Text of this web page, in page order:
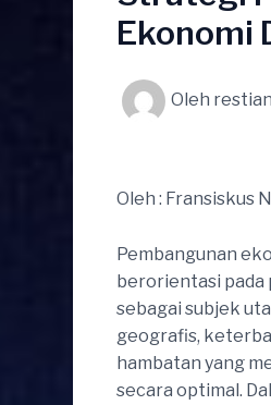
Ekonomi
Oleh
Oleh : Fransiskus
Pembangunan
berorientasi pada
sebagai subjek
geografis,
hambatan yang
secara optimal.